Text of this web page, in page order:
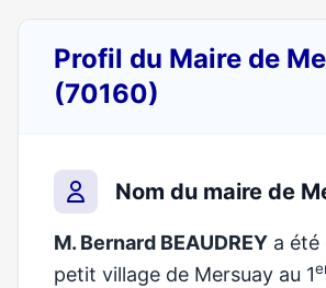
Profil du Maire de
(70160)
Nom du maire de
M. Bernard BEAUDREY a été
petit village de Mersuay au 1